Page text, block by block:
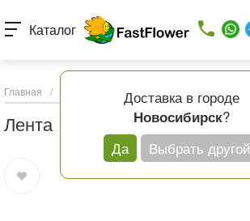
Доставка в городе
Новосибирск?
Да
Выбрать другой
Каталог
Главная / Каталог товаров
Лента